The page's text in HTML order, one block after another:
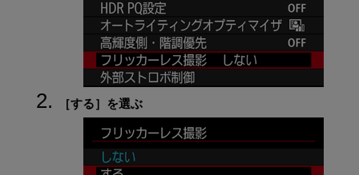
［する］を選ぶ